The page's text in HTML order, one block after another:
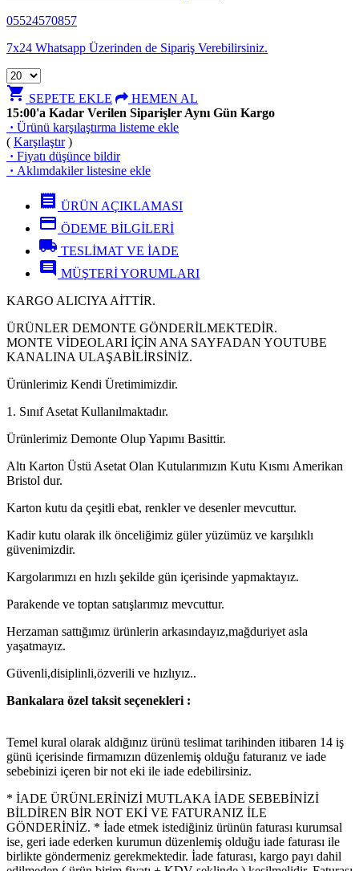
05524570857
7x24 Whatsapp Üzerinden de Sipariş Verebilirsiniz.
shopping_cart SEPETE EKLE
HEMEN AL
15:00'a Kadar Verilen Siparişler Aynı Gün Kargo
· Ürünü karşılaştırma listeme ekle
( Karşılaştır)
· Fiyatı düşünce bildir
· Aklımdakiler listesine ekle
receipt ÜRÜN AÇIKLAMASI
credit_card ÖDEME BİLGİLERİ
local_shipping TESLİMAT VE İADE
comment MÜŞTERİ YORUMLARI
KARGO ALICIYA AİTTİR.
ÜRÜNLER DEMONTE GÖNDERİLMEKTEDİR.
MONTE VİDEOLARI İÇİN ANA SAYFADAN YOUTUBE
KANALINA ULAŞABİLİRSİNİZ.
Ürünlerimiz Kendi Üretimimizdir.
1. Sınıf Asetat Kullanılmaktadır.
Ürünlerimiz Demonte Olup Yapımı Basittir.
Altı Karton Üstü Asetat Olan Kutularımızın Kutu Kısmı Amerikan
Bristol dur.
Karton kutu da çeşitli ebat, renkler ve desenler mevcuttur.
Kadir kutu olarak ilk önceliğimiz güler yüzümüz ve karşılıklı
güvenimizdir.
Kargolarımızı en hızlı şekilde gün içerisinde yapmaktayız.
Parakende ve toptan satışlarımız mevcuttur.
Herzaman sattığımız ürünlerin arkasındayız,mağduriyet asla
yaşatmayız.
Güvenli,disiplinli,özverili ve hızlıyız..
Bankalara özel taksit seçenekleri :
Temel kural olarak aldığınız ürünü teslimat tarihinden itibaren 14 iş
günü içerisinde firmamızın düzenlemiş olduğu faturanız ve iade
sebebinizi içeren bir not eki ile iade edebilirsiniz.
* İADE ÜRÜNLERİNİZİ MUTLAKA İADE SEBEBİNİZİ
BİLDİREN BİR NOT EKİ VE FATURANIZ İLE
GÖNDERİNİZ. * İade etmek istediğiniz ürünün faturası kurumsal
ise, geri iade ederken kurumun düzenlemiş olduğu iade faturası ile
birlikte göndermeniz gerekmektedir. İade faturası, kargo payı dahil